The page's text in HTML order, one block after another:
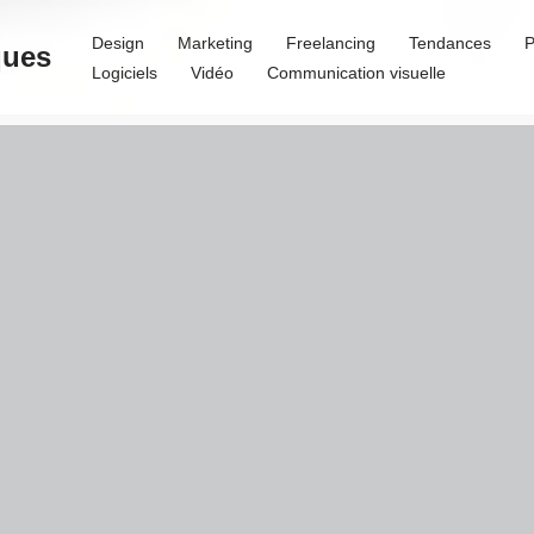
Design Marketing Freelancing Tendances
Logiciels
Vidéo Communication visuelle